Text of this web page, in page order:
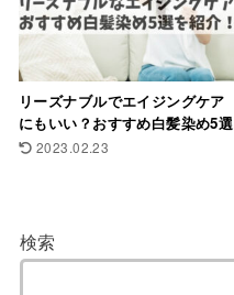
リーズナブルでエイジングケア
にもいい？おすすめ白髪染め5選
2023.02.23
検索